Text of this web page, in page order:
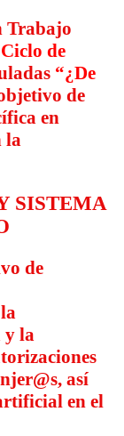
Trabajo
Ciclo de
“¿De
de
en
la
SISTEMA
de
y la
así
en el